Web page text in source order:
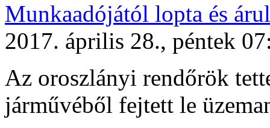
Munkaadójától lopta és
2017. április 28., péntek
Az oroszlányi rendőrök
járművéből fejtett le